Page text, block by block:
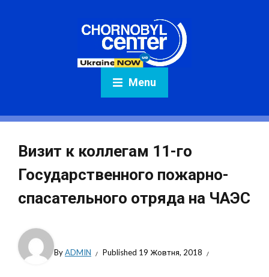
Menu
Визит к коллегам 11-го
Государственного пожарно-
спасательного отряда на ЧАЭС
ByADMIN Published 19 Жовтня, 2018